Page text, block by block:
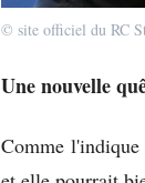
© site officiel du RC
Une nouvelle
Comme l'indique